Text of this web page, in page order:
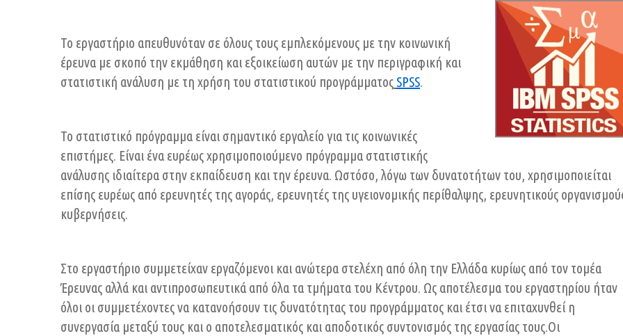
Το εργαστήριο απευθυνόταν σε όλους τους εμπλεκόμενους με την κοινωνική
έρευνα με σκοπό την εκμάθηση και εξοικείωση αυτών με την περιγραφική και
στατιστική ανάλυση με τη χρήση του στατιστικού προγράμματος SPSS.
Το στατιστικό πρόγραμμα είναι σημαντικό εργαλείο για τις κοινωνικές
επιστήμες. Είναι ένα ευρέως χρησιμοποιούμενο πρόγραμμα στατιστικής
ανάλυσης ιδιαίτερα στην εκπαίδευση και την έρευνα. Ωστόσο, λόγω των δυνατοτήτων του, χρησιμοποιείται
επίσης ευρέως από ερευνητές της αγοράς, ερευνητές της υγειονομικής περίθαλψης, ερευνητικούς
κυβερνήσεις.
Στο εργαστήριο συμμετείχαν εργαζόμενοι και ανώτερα στελέχη από όλη την Ελλάδα κυρίως από τoν τομέα
Έρευνας αλλά και αντιπροσωπευτικά από όλα τα τμήματα του Κέντρου. Ως αποτέλεσμα του εργαστηρίου ήταν
όλοι οι συμμετέχοντες να κατανοήσουν τις δυνατότητας του προγράμματος και έτσι να επιταχυνθεί η
συνεργασία μεταξύ τους και ο αποτελεσματικός και αποδοτικός συντονισμός της εργασίας τους.Οι